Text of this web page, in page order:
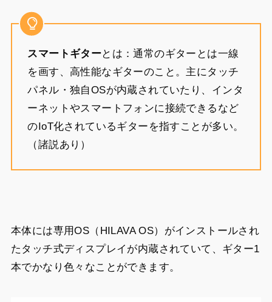
スマートギターとは：通常のギターとは一線
を画す、高性能なギターのこと。主にタッチ
パネル・独自OSが内蔵されていたり、インタ
ーネットやスマートフォンに接続できるなど
のIoT化されているギターを指すことが多い。
（諸説あり）
本体には専用OS（HILAVA OS）がインストールされ
たタッチ式ディスプレイが内蔵されていて、ギター1
本でかなり色々なことができます。